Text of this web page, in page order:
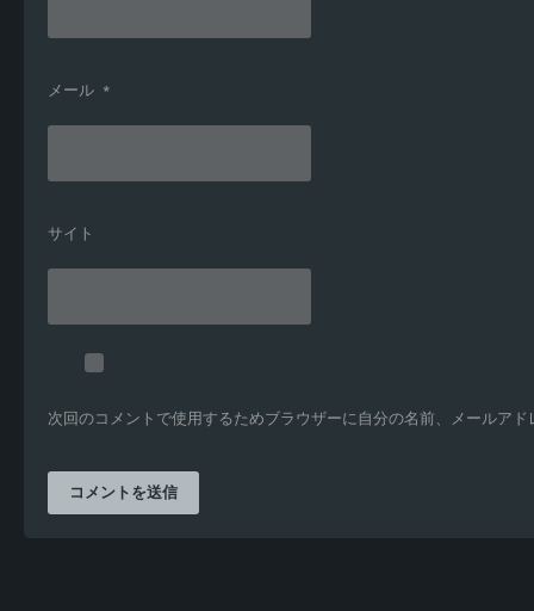
メール *
サイト
次回のコメントで使用するためブラウザーに自分の名前、メールア